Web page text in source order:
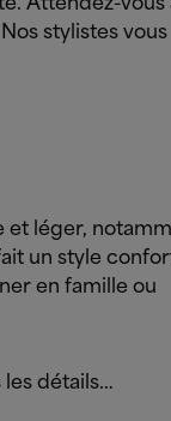
Attendez-vous
stylistes vous
et léger,
un style
en famille ou
les détails…